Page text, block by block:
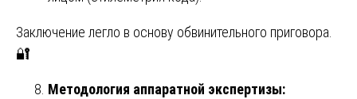
Заключение легло в основу обвинительного приговора.
🔐
Методология аппаратной экспертизы: